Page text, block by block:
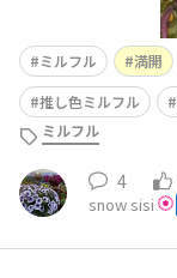
ミルフル 満開
推し色ミルフル
ミルフル
4
snow sisi